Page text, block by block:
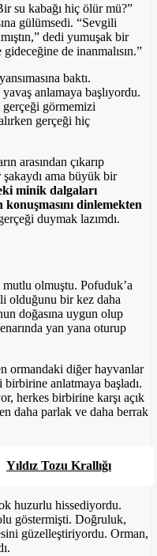
su kabağı hiç ölür mü?”
gülümsedi. “Sevgili
dedi yumuşak bir
de inanmalısın.”
baktı.
anlamaya başlıyordu.
gerçeği görmemizi
gerçeği hiç
arasından çıkarıp
şakaydı ama büyük bir
minik dalgaları
dinlemekten
duymak lazımdı.
mutlu olmuştu. Pofuduk’a
olduğunu bir kez daha
doğasına uygun olup
yan yana oturup
ormandaki diğer hayvanlar
anlatmaya başladı.
herkes birbirine karşı açık
daha parlak ve daha berrak
Yıldız Tozu Krallığı
huzurlu hissediyordu.
göstermişti. Doğruluk,
güzelleştiriyordu. Orman,